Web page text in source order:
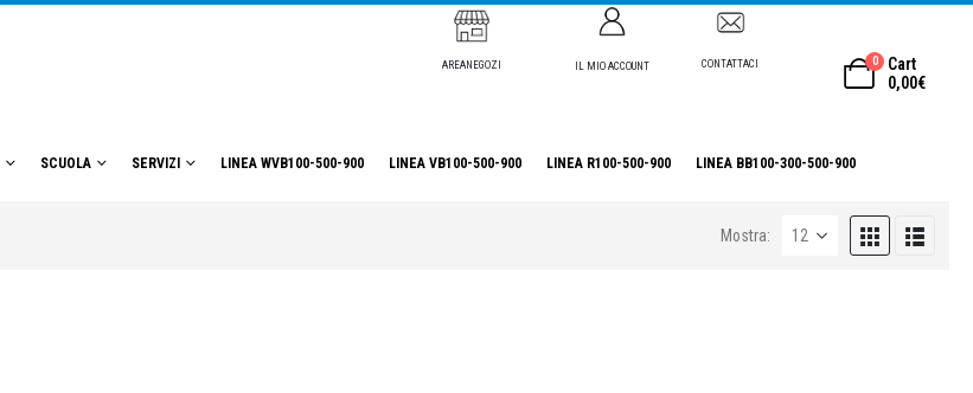
AREANEGOZI IL MIO ACCOUNT CONTATTACI 0
Cart
0,00€
SCUOLA SERVIZI LINEA WVB100-500-900 LINEA VB100-500-900 LINEA R100-500-900 LINEA BB100-300-500-900
Mostra: